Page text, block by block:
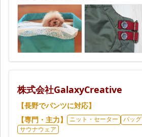
株式会社GalaxyCreative
【長野でパンツに対応】
【専門・主力】
ニット・セーター
バッグ
サウナウェア